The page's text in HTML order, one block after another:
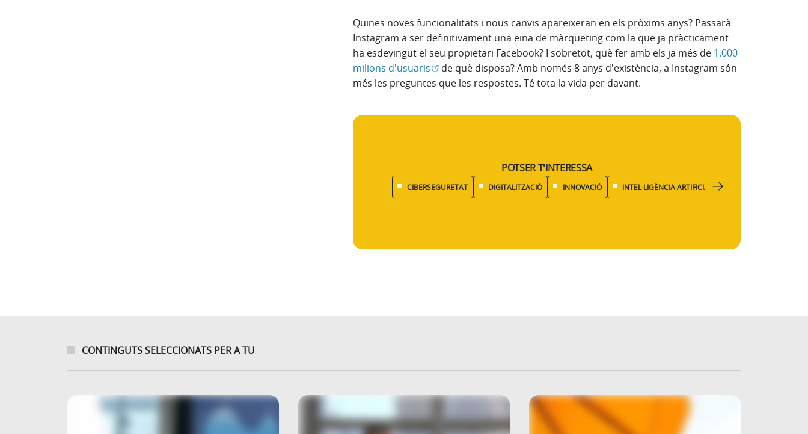
Quines noves funcionalitats i nous canvis apareixeran en els pròxims anys? Passarà
Instagram a ser definitivament una eina de màrqueting com la que ja pràcticament
ha esdevingut el seu propietari Facebook? I sobretot, què fer amb els ja més de 1.000
milions d'usuaris(Obre en finestra nova)
de què disposa? Amb només 8 anys d'existència, a Instagram són
més les preguntes que les respostes. Té tota la vida per davant.
POTSER T'INTERESSA
CIBERSEGURETAT DIGITALITZACIÓ INNOVACIÓ INTEL·LIGÈNCIA ARTIFICIAL
CONTINGUTS SELECCIONATS PER A TU